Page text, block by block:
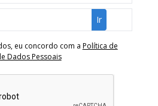
eu concordo com a Política de
Dados Pessoais